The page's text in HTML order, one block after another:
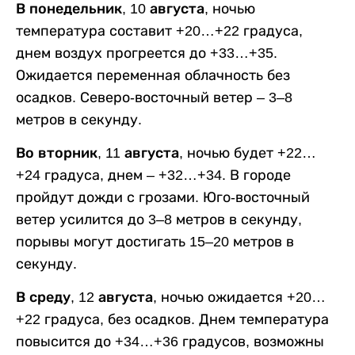
В понедельник, 10 августа, ночью
температура составит +20…+22 градуса,
днем воздух прогреется до +33…+35.
Ожидается переменная облачность без
осадков. Северо-восточный ветер – 3–8
метров в секунду.
Во вторник, 11 августа, ночью будет +22…
+24 градуса, днем – +32…+34. В городе
пройдут дожди с грозами. Юго-восточный
ветер усилится до 3–8 метров в секунду,
порывы могут достигать 15–20 метров в
секунду.
В среду, 12 августа, ночью ожидается +20…
+22 градуса, без осадков. Днем температура
повысится до +34…+36 градусов, возможны